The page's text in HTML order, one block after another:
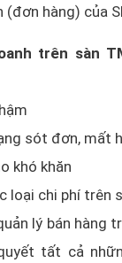
hàng) của
trên sàn
sót đơn, mất
khó khăn
loại chi phí trên
lý bán hàng
tất cả